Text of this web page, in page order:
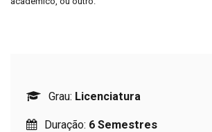
Grau: Licenciatura
Duração: 6 Semestres